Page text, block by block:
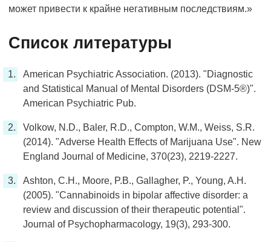
может привести к крайне негативным последствиям.»
Список литературы
American Psychiatric Association. (2013). "Diagnostic
and Statistical Manual of Mental Disorders (DSM-5®)".
American Psychiatric Pub.
Volkow, N.D., Baler, R.D., Compton, W.M., Weiss, S.R.
(2014). "Adverse Health Effects of Marijuana Use". New
England Journal of Medicine, 370(23), 2219-2227.
Ashton, C.H., Moore, P.B., Gallagher, P., Young, A.H.
(2005). "Cannabinoids in bipolar affective disorder: a
review and discussion of their therapeutic potential".
Journal of Psychopharmacology, 19(3), 293-300.